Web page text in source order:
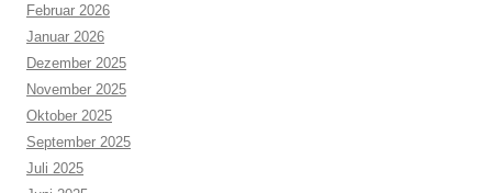
Februar 2026
Januar 2026
Dezember 2025
November 2025
Oktober 2025
September 2025
Juli 2025